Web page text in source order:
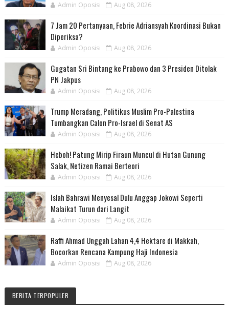
Admin Oposisi Aug 08, 2026
7 Jam 20 Pertanyaan, Febrie Adriansyah Koordinasi Bukan
Diperiksa?
Admin Oposisi Aug 08, 2026
Gugatan Sri Bintang ke Prabowo dan 3 Presiden Ditolak
PN Jakpus
Admin Oposisi Aug 08, 2026
Trump Meradang, Politikus Muslim Pro-Palestina
Tumbangkan Calon Pro-Israel di Senat AS
Admin Oposisi Aug 08, 2026
Heboh! Patung Mirip Firaun Muncul di Hutan Gunung
Salak, Netizen Ramai Berteori
Admin Oposisi Aug 08, 2026
Islah Bahrawi Menyesal Dulu Anggap Jokowi Seperti
Malaikat Turun dari Langit
Admin Oposisi Aug 08, 2026
Raffi Ahmad Unggah Lahan 4,4 Hektare di Makkah,
Bocorkan Rencana Kampung Haji Indonesia
Admin Oposisi Aug 08, 2026
BERITA TERPOPULER